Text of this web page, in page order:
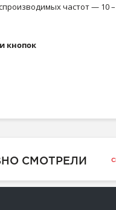
частот — 10 –
кнопок
СМОТРЕЛИ